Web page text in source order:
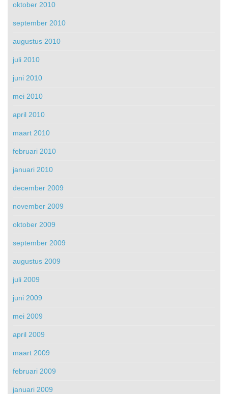
oktober 2010
september 2010
augustus 2010
juli 2010
juni 2010
mei 2010
april 2010
maart 2010
februari 2010
januari 2010
december 2009
november 2009
oktober 2009
september 2009
augustus 2009
juli 2009
juni 2009
mei 2009
april 2009
maart 2009
februari 2009
januari 2009